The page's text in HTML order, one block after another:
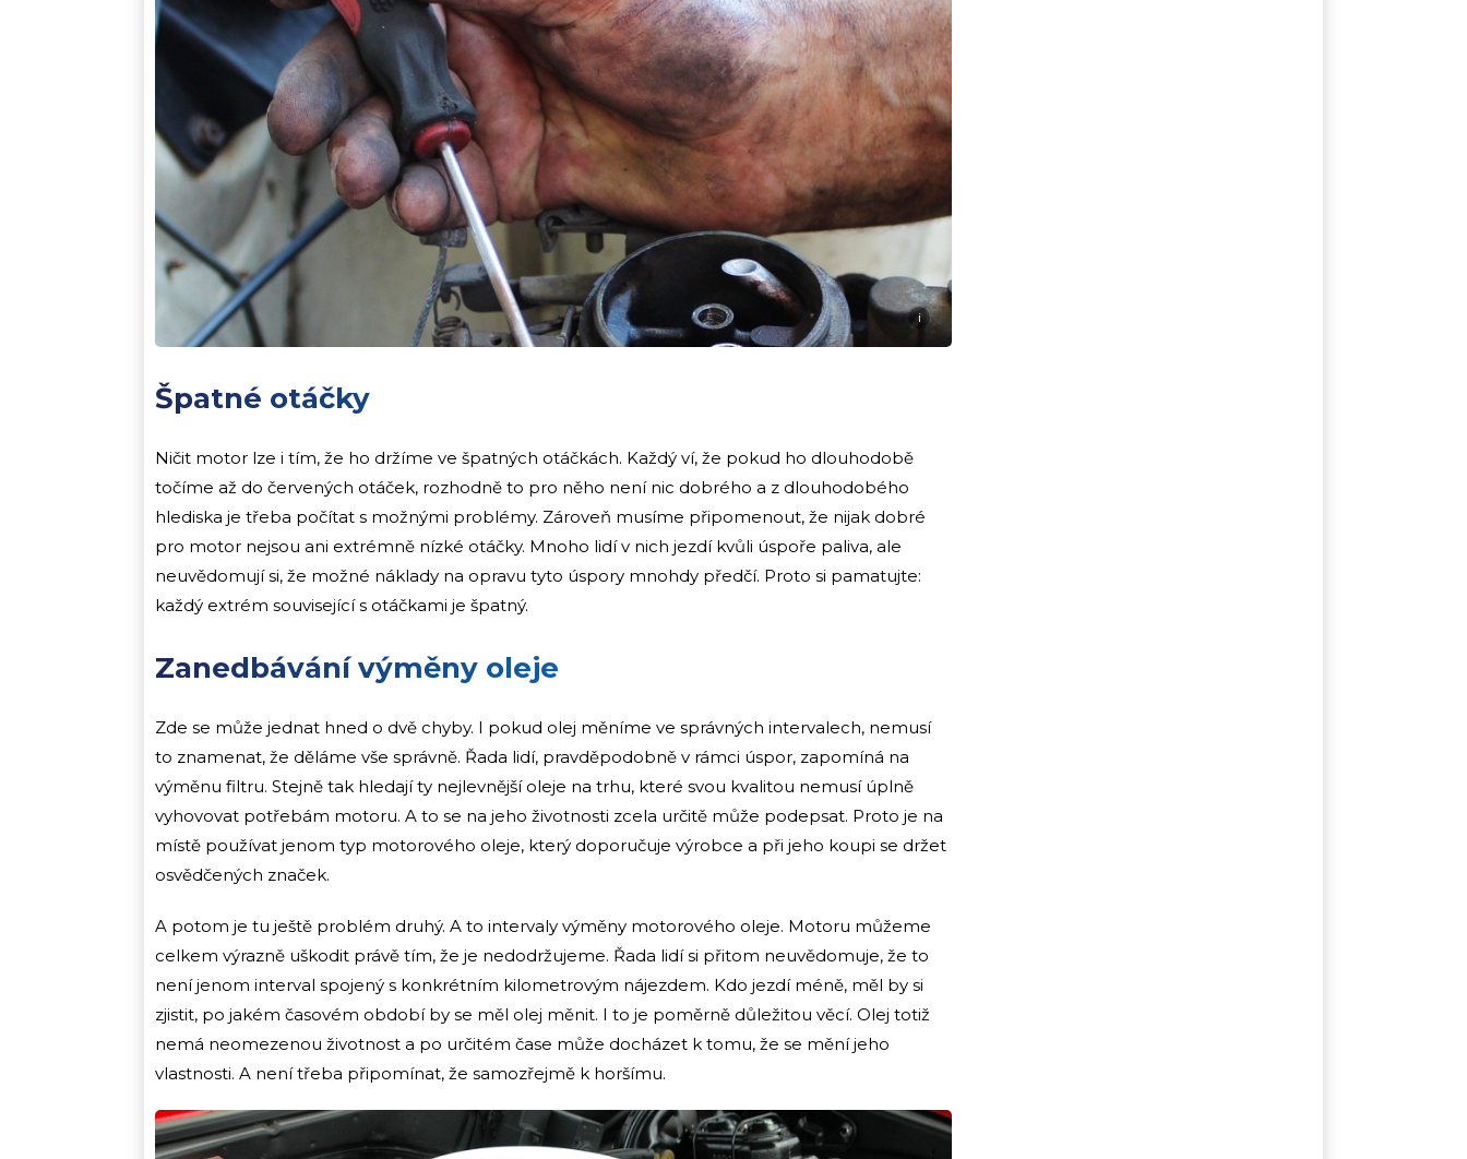
i
Špatné otáčky
Ničit motor lze i tím, že ho držíme ve špatných otáčkách. Každý ví, že pokud ho dlouhodobě
točíme až do červených otáček, rozhodně to pro něho není nic dobrého a z dlouhodobého
hlediska je třeba počítat s možnými problémy. Zároveň musíme připomenout, že nijak dobré
pro motor nejsou ani extrémně nízké otáčky. Mnoho lidí v nich jezdí kvůli úspoře paliva, ale
neuvědomují si, že možné náklady na opravu tyto úspory mnohdy předčí. Proto si pamatujte:
každý extrém související s otáčkami je špatný.
Zanedbávání výměny oleje
Zde se může jednat hned o dvě chyby. I pokud olej měníme ve správných intervalech, nemusí
to znamenat, že děláme vše správně. Řada lidí, pravděpodobně v rámci úspor, zapomíná na
výměnu filtru. Stejně tak hledají ty nejlevnější oleje na trhu, které svou kvalitou nemusí úplně
vyhovovat potřebám motoru. A to se na jeho životnosti zcela určitě může podepsat. Proto je na
místě používat jenom typ motorového oleje, který doporučuje výrobce a při jeho koupi se držet
osvědčených značek.
A potom je tu ještě problém druhý. A to intervaly výměny motorového oleje. Motoru můžeme
celkem výrazně uškodit právě tím, že je nedodržujeme. Řada lidí si přitom neuvědomuje, že to
není jenom interval spojený s konkrétním kilometrovým nájezdem. Kdo jezdí méně, měl by si
zjistit, po jakém časovém období by se měl olej měnit. I to je poměrně důležitou věcí. Olej totiž
nemá neomezenou životnost a po určitém čase může docházet k tomu, že se mění jeho
vlastnosti. A není třeba připomínat, že samozřejmě k horšímu.